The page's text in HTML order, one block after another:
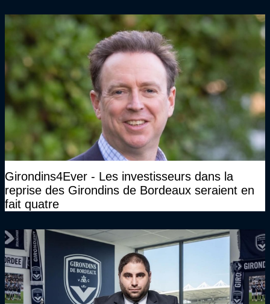
Girondins4Ever - Les investisseurs dans la
reprise des Girondins de Bordeaux seraient en
fait quatre